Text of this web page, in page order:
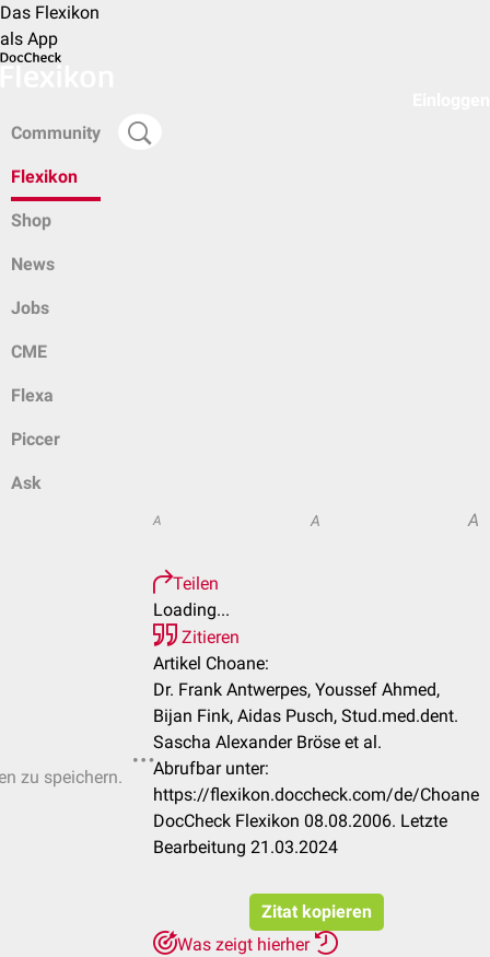
Das Flexikon
als App
Community
Flexikon
Shop
News
Jobs
CME
Flexa
Piccer
Ask
zu speichern.
A A A
Teilen
Loading...
Zitieren
Artikel Choane:
Dr. Frank Antwerpes, Youssef Ahmed,
Bijan Fink, Aidas Pusch, Stud.med.dent.
Sascha Alexander Bröse et al.
Abrufbar unter:
https://flexikon.doccheck.com/de/Choane
DocCheck Flexikon 08.08.2006. Letzte
Bearbeitung 21.03.2024
Zitat kopieren
Was zeigt hierher